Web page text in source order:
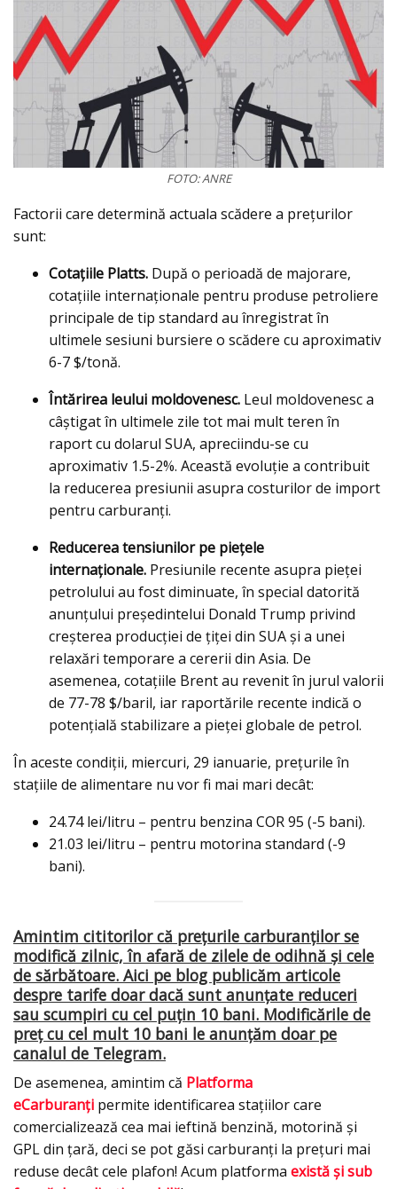
FOTO: ANRE
Factorii care determină actuala scădere a prețurilor
sunt:
Cotațiile Platts. După o perioadă de majorare,
cotațiile internaționale pentru produse petroliere
principale de tip standard au înregistrat în
ultimele sesiuni bursiere o scădere cu aproximativ
6-7 $/tonă.
Întărirea leului moldovenesc. Leul moldovenesc a
câștigat în ultimele zile tot mai mult teren în
raport cu dolarul SUA, apreciindu-se cu
aproximativ 1.5-2%. Această evoluție a contribuit
la reducerea presiunii asupra costurilor de import
pentru carburanți.
Reducerea tensiunilor pe piețele
internaționale. Presiunile recente asupra pieței
petrolului au fost diminuate, în special datorită
anunțului președintelui Donald Trump privind
creșterea producției de țiței din SUA și a unei
relaxări temporare a cererii din Asia. De
asemenea, cotațiile Brent au revenit în jurul valorii
de 77-78 $/baril, iar raportările recente indică o
potențială stabilizare a pieței globale de petrol.
În aceste condiții, miercuri, 29 ianuarie, prețurile în
stațiile de alimentare nu vor fi mai mari decât:
24.74 lei/litru – pentru benzina COR 95 (-5 bani).
21.03 lei/litru – pentru motorina standard (-9
bani).
Amintim cititorilor că prețurile carburanților se
modifică zilnic, în afară de zilele de odihnă și cele
de sărbătoare. Aici pe blog publicăm articole
despre tarife doar dacă sunt anunțate reduceri
sau scumpiri cu cel puțin 10 bani. Modificările de
preț cu cel mult 10 bani le anunțăm doar pe
canalul de Telegram.
De asemenea, amintim că Platforma
eCarburanţi permite identificarea staţiilor care
comercializează cea mai ieftină benzină, motorină şi
GPL din ţară, deci se pot găsi carburanţi la preţuri mai
reduse decât cele plafon! Acum platforma există şi sub